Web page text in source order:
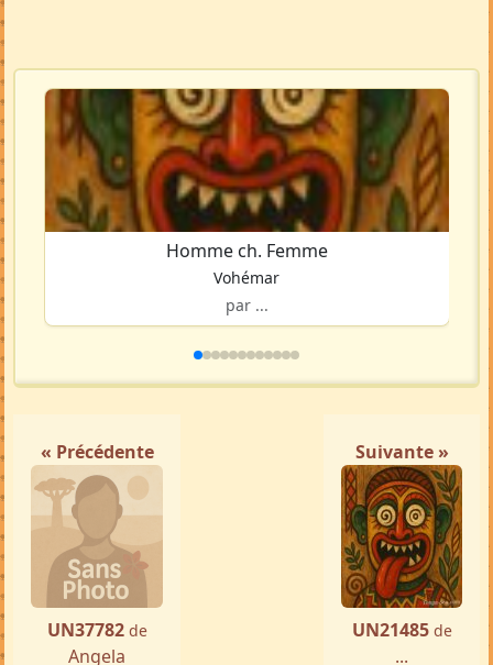
Homme ch. Femme
Vohémar
par ...
« Précédente
UN37782 de
Angela
Suivante »
UN21485 de
...